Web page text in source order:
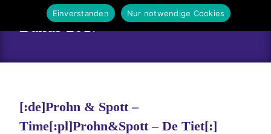
Bands 2017
[:de]Prohn & Spott –
Time[:pl]Prohn&Spott – De Tiet[:]
Einverstanden
Nur notwendige Cookies